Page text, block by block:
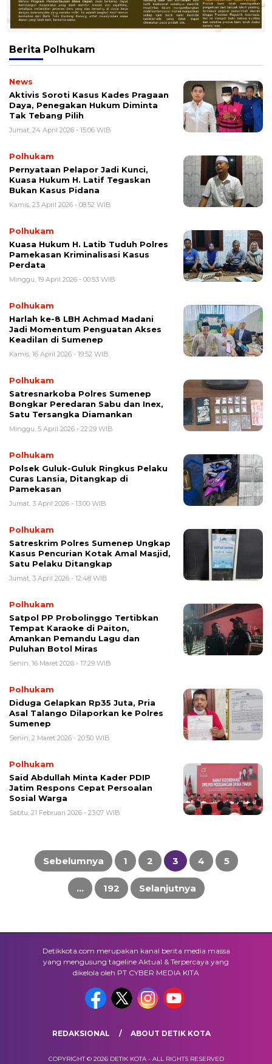
Berita Polhukam
News
Aktivis Soroti Kasus Kades Pragaan
Daya, Penegakan Hukum Diminta
Tak Tebang Pilih
Jumat, 24 April 2026 - 15:06 WIB
Polhukam
Pernyataan Pelapor Jadi Kunci,
Kuasa Hukum H. Latif Tegaskan
Bukan Kasus Pidana
Kamis, 23 April 2026 - 08:52 WIB
Polhukam
Kuasa Hukum H. Latib Tuduh Polres
Pamekasan Kriminalisasi Kasus
Perdata
Minggu, 19 April 2026 - 00:53 WIB
Polhukam
Harlah ke-8 LBH Achmad Madani
Jadi Momentum Penguatan Akses
Keadilan di Sumenep
Kamis, 16 April 2026 - 19:52 WIB
Polhukam
Satresnarkoba Polres Sumenep
Bongkar Peredaran Sabu dan Inex,
Satu Tersangka Diamankan
Minggu, 5 April 2026 - 22:29 WIB
Polhukam
Polsek Guluk-Guluk Ringkus Pelaku
Curas Lansia, Ditangkap di
Pamekasan
Jumat, 3 April 2026 - 13:00 WIB
Polhukam
Satreskrim Polres Sumenep Ungkap
Kasus Pencurian Kotak Amal Masjid,
Satu Pelaku Ditangkap
Jumat, 3 April 2026 - 12:48 WIB
Polhukam
Satpol PP Probolinggo Tertibkan
Tempat Karaoke di Paiton,
Amankan Pemandu Lagu dan
Puluhan Botol Miras
Senin, 16 Maret 2026 - 17:29 WIB
Polhukam
Diduga Gelapkan Rp35 Juta, Pria
Asal Talango Dilaporkan ke Polres
Sumenep
Senin, 2 Maret 2026 - 20:50 WIB
Polhukam
Said Abdullah Minta Kader PDIP
Jatim Respons Cepat Persoalan
Sosial Warga
Sabtu, 21 Februari 2026 - 23:07 WIB
Navigasi
posSebelumnya 1 2 3 4 5
… 192 Selanjutnya
Detikkota.com merupakan kanal berita media massa
yang mengusung tageline Aktual & Terpercaya yang
dikelola oleh PT CYBER MEDIA KITA
REDAKSIONAL ABOUT DETIK KOTA
COPYRIGHT © 2026 DETIK KOTA - ALL RIGHTS RESERVED